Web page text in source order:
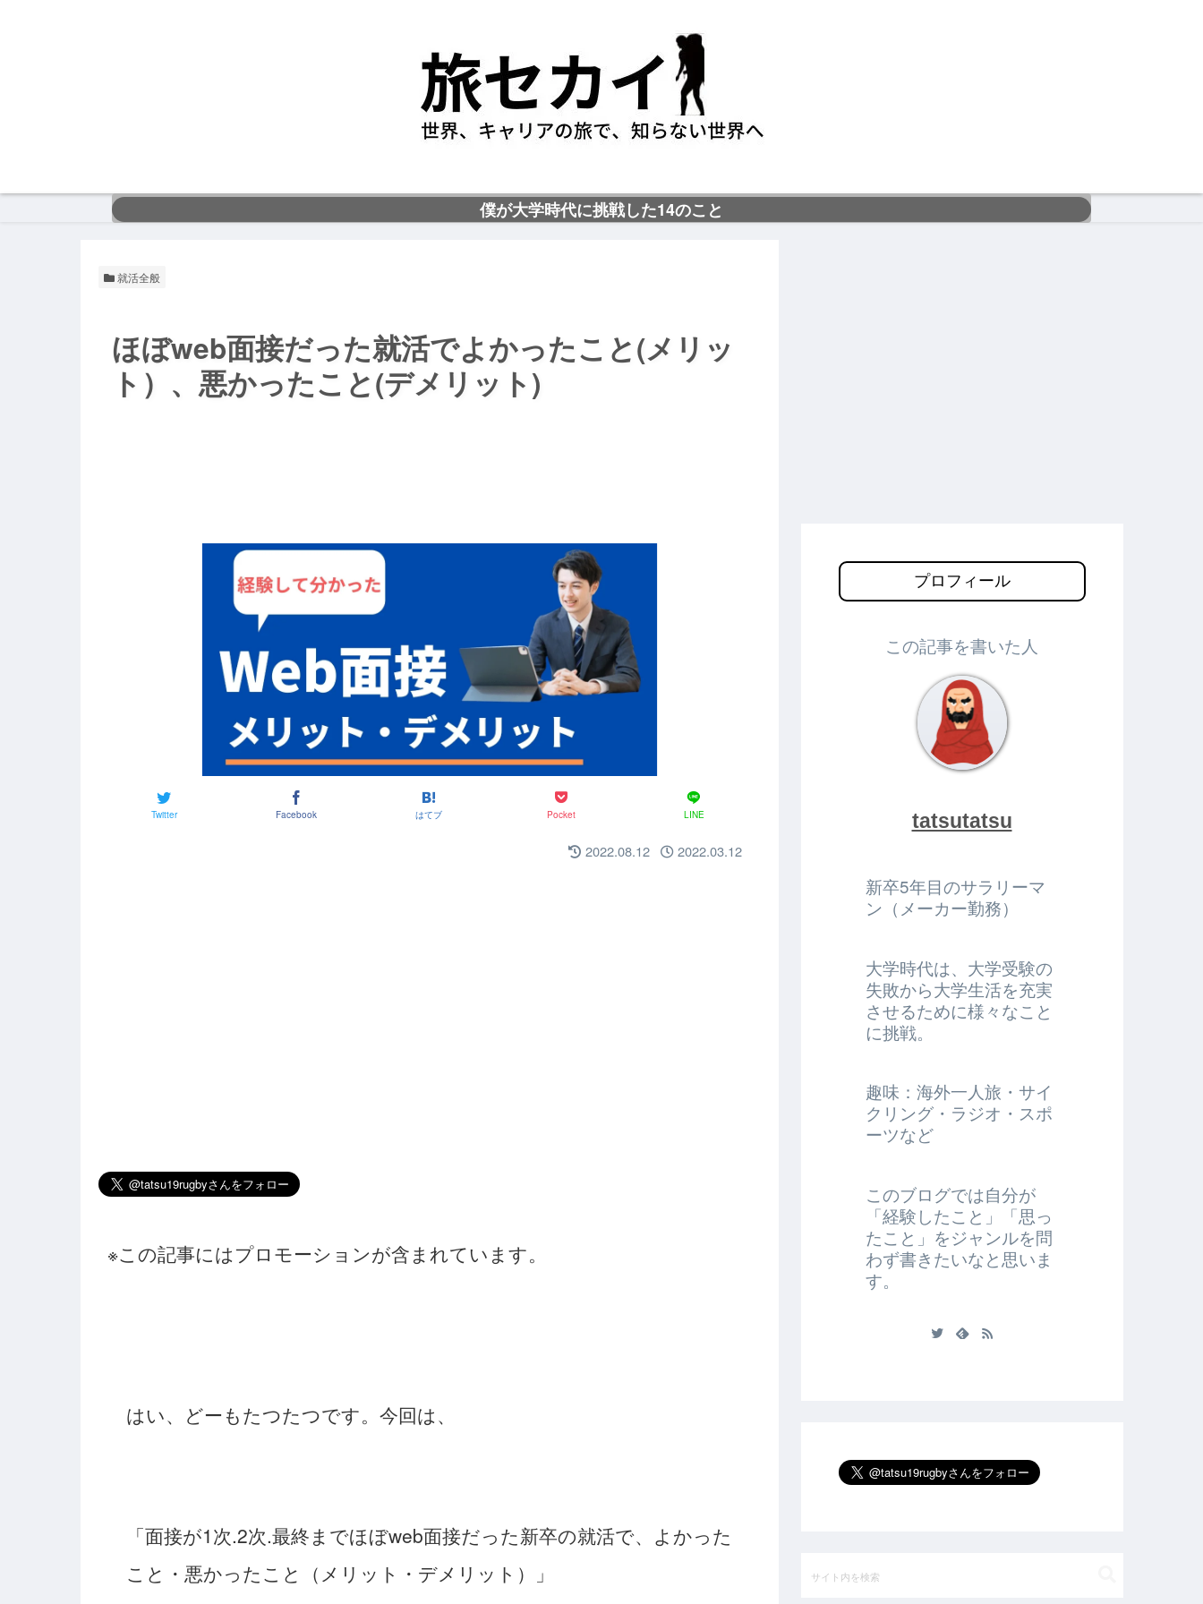
僕が大学時代に挑戦した14のこと
就活全般
ほぼweb面接だった就活でよかったこと(メリッ
ト）、悪かったこと(デメリット)
Twitter Facebook はてブ Pocket LINE
2022.08.12 2022.03.12
※この記事にはプロモーションが含まれています。
はい、どーもたつたつです。今回は、
「面接が1次.2次.最終までほぼweb面接だった新卒の就活で、よかった
こと・悪かったこと（メリット・デメリット）」
プロフィール
この記事を書いた人
tatsutatsu
新卒5年目のサラリーマ
ン（メーカー勤務）
大学時代は、大学受験の
失敗から大学生活を充実
させるために様々なこと
に挑戦。
趣味：海外一人旅・サイ
クリング・ラジオ・スポ
ーツなど
このブログでは自分が
「経験したこと」「思っ
たこと」をジャンルを問
わず書きたいなと思いま
す。